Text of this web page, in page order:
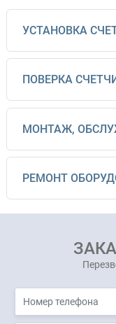
УСТАНОВКА
ПОВЕРКА
МОНТАЖ,
РЕМОНТ